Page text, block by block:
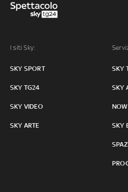
I siti Sky:
SKY SPORT
SKY TG24
SKY VIDEO
SKY ARTE
SKY
SKY
NOW
SKY